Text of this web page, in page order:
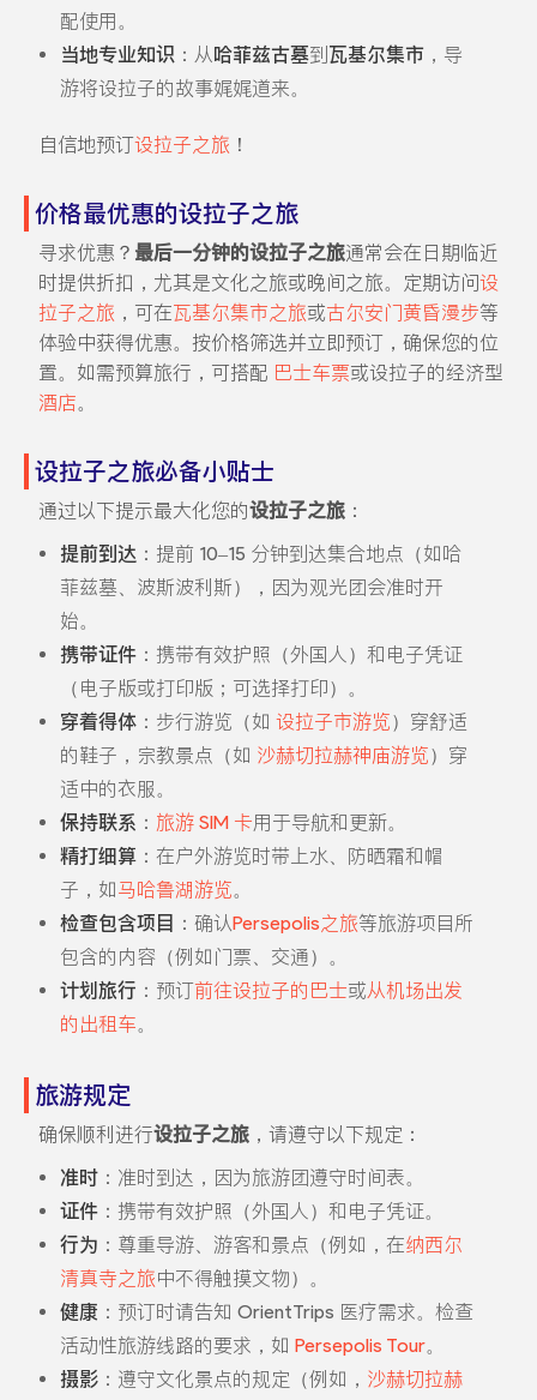
配使用。
当地专业知识 ：从哈菲兹古墓到 瓦基尔集市，导
游将设拉子的故事娓娓道来。
自信地预订设拉子之旅 ！
价格最优惠的设拉子之旅
寻求优惠？ 最后一分钟的设拉子之旅通常会在日期临近
时提供折扣，尤其是文化之旅或晚间之旅。定期访问设
拉子之旅 ，可在瓦基尔集市之旅或古尔安门黄昏漫步等
体验中获得优惠。按价格筛选并立即预订，确保您的位
置。如需预算旅行，可搭配 巴士车票或设拉子的经济型
酒店。
设拉子之旅必备小贴士
通过以下提示最大化您的设拉子之旅：
提前到达 ：提前 10–15 分钟到达集合地点（如哈
菲兹墓、波斯波利斯），因为观光团会准时开
始。
携带证件：携带有效护照（外国人）和电子凭证
（电子版或打印版；可选择打印）。
穿着得体：步行游览（如 设拉子市游览）穿舒适
的鞋子，宗教景点（如 沙赫切拉赫神庙游览）穿
适中的衣服。
保持联系 ： 旅游 SIM 卡用于导航和更新。
精打细算：在户外游览时带上水、防晒霜和帽
子，如马哈鲁湖游览。
检查包含项目 ：确认Persepolis之旅等旅游项目所
包含的内容（例如门票、交通）。
计划旅行 ：预订前往设拉子的巴士或从机场出发
的出租车。
旅游规定
确保顺利进行设拉子之旅，请遵守以下规定：
准时：准时到达，因为旅游团遵守时间表。
证件：携带有效护照（外国人）和电子凭证。
行为 ：尊重导游、游客和景点（例如，在纳西尔
清真寺之旅中不得触摸文物）。
健康 ：预订时请告知 OrientTrips 医疗需求。检查
活动性旅游线路的要求，如 Persepolis Tour。
摄影：遵守文化景点的规定（例如， 沙赫切拉赫